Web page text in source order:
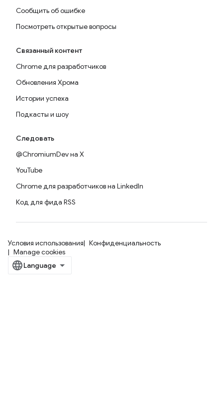
Сообщить об ошибке
Посмотреть открытые вопросы
Связанный контент
Chrome для разработчиков
Обновления Хрома
Истории успеха
Подкасты и шоу
Следовать
@ChromiumDev на X
YouTube
Chrome для разработчиков на LinkedIn
Код для фида RSS
Условия использования
Конфиденциальность
Manage cookies